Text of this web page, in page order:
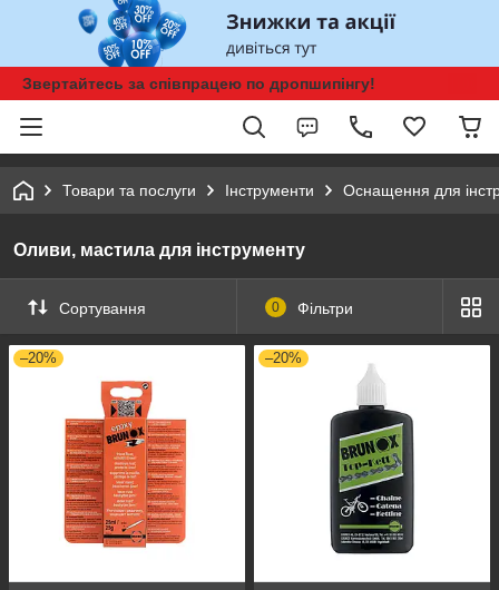
Звертайтесь за співпрацею по дропшипінгу!
Товари та послуги Інструменти Оснащення для
Оливи, мастила для інструменту
Сортування 0 Фільтри
–20% –20%